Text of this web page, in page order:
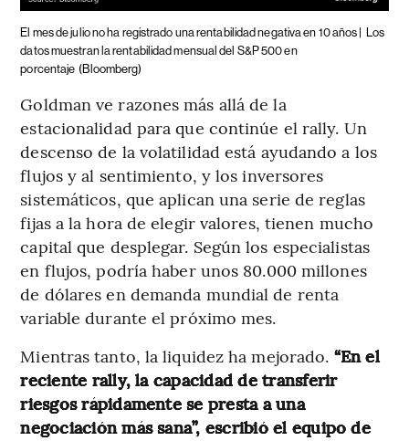
El mes de julio no ha registrado una rentabilidad negativa en 10 años |
Los
datos muestran la rentabilidad mensual del S&P 500 en
porcentaje (Bloomberg)
Goldman ve razones más allá de la
estacionalidad para que continúe el rally. Un
descenso de la volatilidad está ayudando a los
flujos y al sentimiento, y los inversores
sistemáticos, que aplican una serie de reglas
fijas a la hora de elegir valores, tienen mucho
capital que desplegar. Según los especialistas
en flujos, podría haber unos 80.000 millones
de dólares en demanda mundial de renta
variable durante el próximo mes.
Mientras tanto, la liquidez ha mejorado. “En el
reciente rally, la capacidad de transferir
riesgos rápidamente se presta a una
negociación más sana”, escribió el equipo de